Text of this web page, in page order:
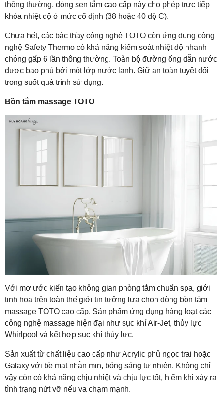
thông thường, dòng sen tắm cao cấp này cho phép trực tiếp
khóa nhiệt độ ở mức cố định (38 hoặc 40 độ C).
Chưa hết, các bậc thầy công nghệ TOTO còn ứng dụng công
nghệ Safety Thermo có khả năng kiểm soát nhiệt độ nhanh
chóng gấp 6 lần thông thường. Toàn bộ đường ống dẫn nước
được bao phủ bởi một lớp nước lạnh. Giữ an toàn tuyệt đối
trong suốt quá trình sử dụng.
Bồn tắm massage TOTO
Với mơ ước kiến tạo không gian phòng tắm chuẩn spa, giới
tinh hoa trên toàn thế giới tin tưởng lựa chọn dòng bồn tắm
massage TOTO cao cấp. Sản phẩm ứng dụng hàng loạt các
công nghệ massage hiện đại như sục khí Air-Jet, thủy lực
Whirlpool và kết hợp sục khí thủy lực.
Sản xuất từ chất liệu cao cấp như Acrylic phủ ngọc trai hoặc
Galaxy với bề mặt nhẵn mịn, bóng sáng tự nhiên. Không chỉ
vậy còn có khả năng chịu nhiệt và chịu lực tốt, hiếm khi xảy ra
tình trạng nứt vỡ nếu va chạm mạnh.